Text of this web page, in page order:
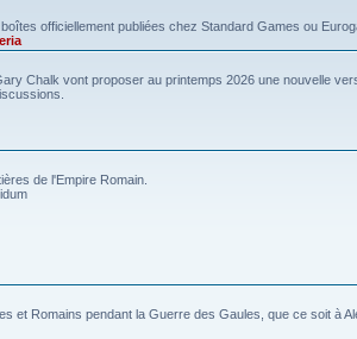
officiellement publiées chez Standard Games ou
Chalk vont proposer au printemps 2026 une nouvelle
de l'Empire Romain.
et Romains pendant la Guerre des Gaules, que ce soit à